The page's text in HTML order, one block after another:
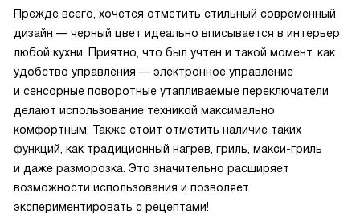
Прежде всего, хочется отметить стильный современный
дизайн — черный цвет идеально вписывается в интерьер
любой кухни. Приятно, что был учтен и такой момент, как
удобство управления — электронное управление
и сенсорные поворотные утапливаемые переключатели
делают использование техникой максимально
комфортным. Также стоит отметить наличие таких
функций, как традиционный нагрев, гриль, макси-гриль
и даже разморозка. Это значительно расширяет
возможности использования и позволяет
экспериментировать с рецептами!